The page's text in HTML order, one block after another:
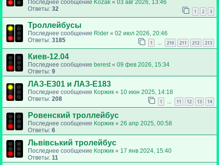
Последнее сообщение Kozak « 03 авг 2026, 13:46
Ответы: 32 1 2 3
Троллейбусы
Последнее сообщение Rider « 02 июл 2026, 20:46
Ответы: 3185 1 … 210 211 212 213
Киев-12.04
Последнее сообщение berest« 09 фев 2026, 15:34
Ответы: 9
ЛАЗ-Е301 и ЛАЗ-Е183
Последнее сообщение Коржик « 10 июн 2025, 14:18
Ответы: 208 1 11 12 13 14
Ровенский троллейбус
Последнее сообщение Коржик « 26 апр 2025, 00:58
Ответы: 6
Львівський тролейбус
Последнее сообщение Коржик « 17 янв 2024, 15:40
Ответы: 11